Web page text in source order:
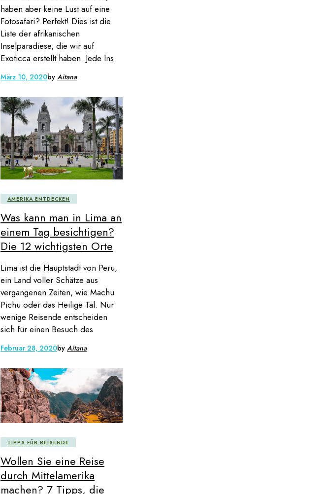
haben aber keine Lust auf eine
Fotosafari? Perfekt! Dies ist die
Liste der afrikanischen
Inselparadiese, die wir auf
Exoticca erstellt haben. Jede Ins
März 10, 2020by Aitana
AMERIKA ENTDECKEN
Was kann man in Lima an
einem Tag besichtigen?
Die 12 wichtigsten Orte
Lima ist die Hauptstadt von Peru,
ein Land voller Schätze aus
vergangenen Zeiten, wie Machu
Pichu oder das Heilige Tal. Nur
wenige Reisende entscheiden
sich für einen Besuch des
Februar 28, 2020by Aitana
TIPPS FÜR REISENDE
Wollen Sie eine Reise
durch Mittelamerika
machen? 7 Tipps, die